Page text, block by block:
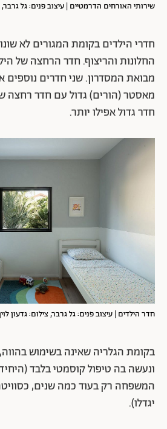
שירותי האורחים הדרמטיים | עיצוב פנים: גל גרבר,
חדרי הילדים בקומת המגורים לא
החלונות והריצוף. חדר הרחצה של
מבואת המסדרון. שני חדרים נוספים
מאסטר (הורים) גדול עם חדר רחצה
חדר גדול אפילו יותר.
חדר הילדים | עיצוב פנים: גל גרבר, צילום: גדעון
בקומת הגלריה שאינה בשימוש
ונעשה בה טיפול קוסמטי בלבד
המשפחה רק בעוד כמה שנים,
יגדלו).